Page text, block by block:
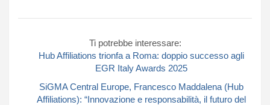
Ti potrebbe interessare:
Hub Affiliations trionfa a Roma: doppio successo agli
EGR Italy Awards 2025
SiGMA Central Europe, Francesco Maddalena (Hub
Affiliations): “Innovazione e responsabilità, il futuro del